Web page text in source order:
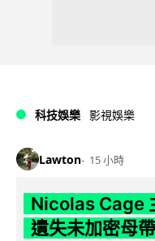
科技娛樂 影視娛樂
Lawton 15 小時
Nicolas Cage
遺失未加密母